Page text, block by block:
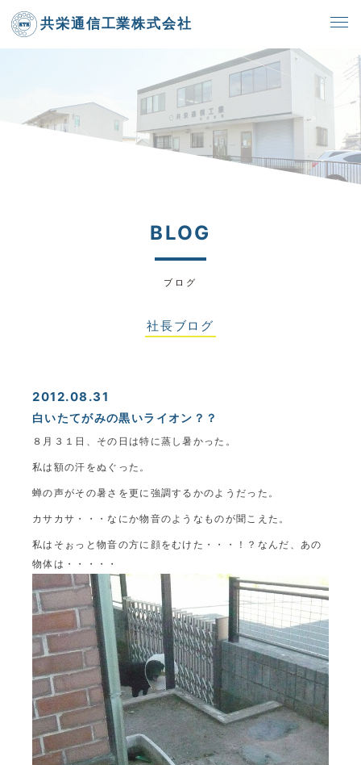
共栄通信工業株式会社
BLOG
ブログ
社長ブログ
2012.08.31
白いたてがみの黒いライオン？？
８月３１日、その日は特に蒸し暑かった。
私は額の汗をぬぐった。
蝉の声がその暑さを更に強調するかのようだった。
カサカサ・・・なにか物音のようなものが聞こえた。
私はそぉっと物音の方に顔をむけた・・・！？なんだ、あの
物体は・・・・・